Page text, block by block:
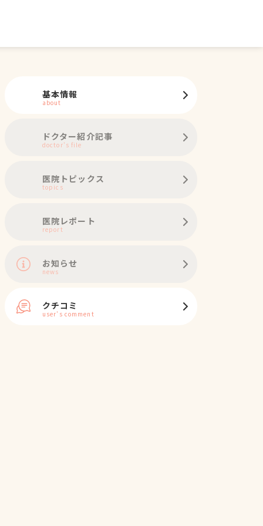
基本情報
about
ドクター紹介記事
doctor's file
医院トピックス
topics
医院レポート
report
お知らせ
news
クチコミ
user's comment